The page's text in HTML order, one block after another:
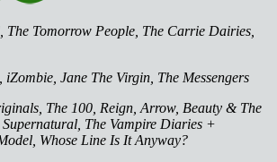
The Tomorrow People, The Carrie Dairies,
iZombie, Jane The Virgin, The Messengers
The 100, Reign, Arrow, Beauty & The
The Vampire Diaries +
Whose Line Is It Anyway?